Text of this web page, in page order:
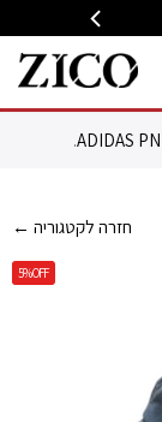
.
← חזרה לקטגוריה
5%OFF